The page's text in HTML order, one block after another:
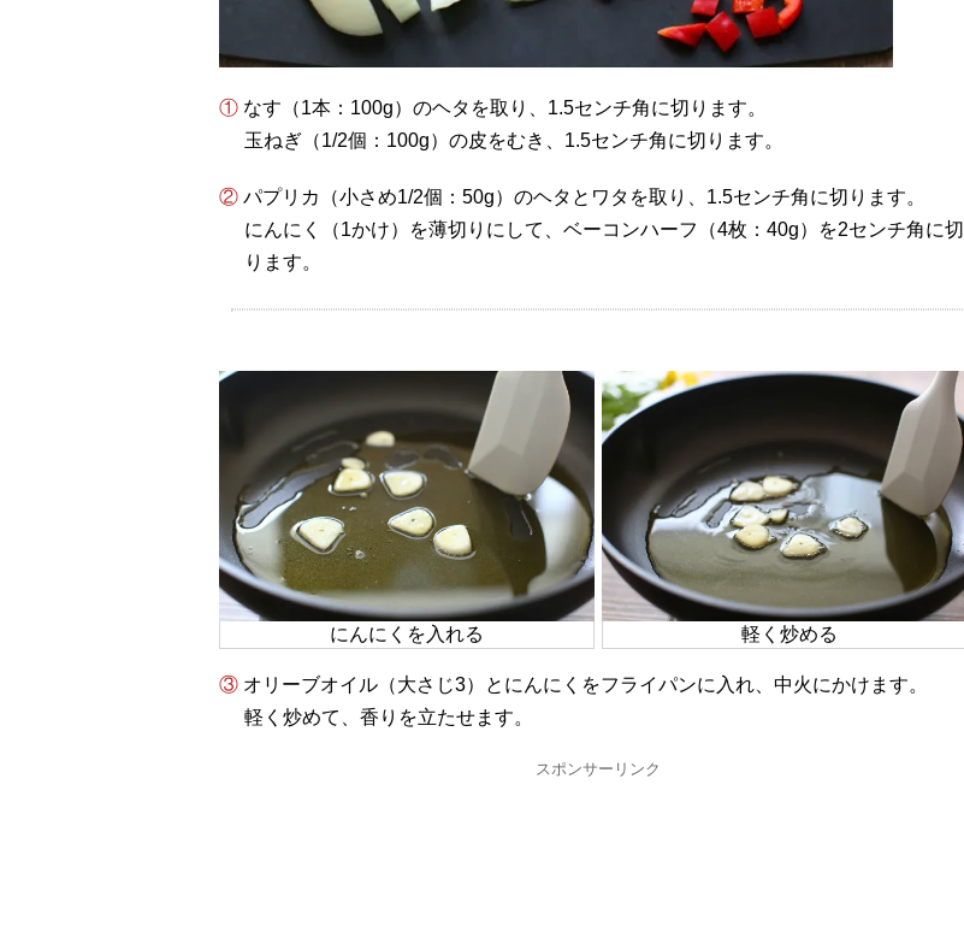
① なす（1本：100g）のヘタを取り、1.5センチ角に切ります。
玉ねぎ（1/2個：100g）の皮をむき、1.5センチ角に切ります。
② パプリカ（小さめ1/2個：50g）のヘタとワタを取り、1.5センチ角に切ります。
にんにく（1かけ）を薄切りにして、ベーコンハーフ（4枚：40g）を2センチ角に切
ります。
にんにくを入れる 軽く炒める
③ オリーブオイル（大さじ3）とにんにくをフライパンに入れ、中火にかけます。
軽く炒めて、香りを立たせます。
スポンサーリンク